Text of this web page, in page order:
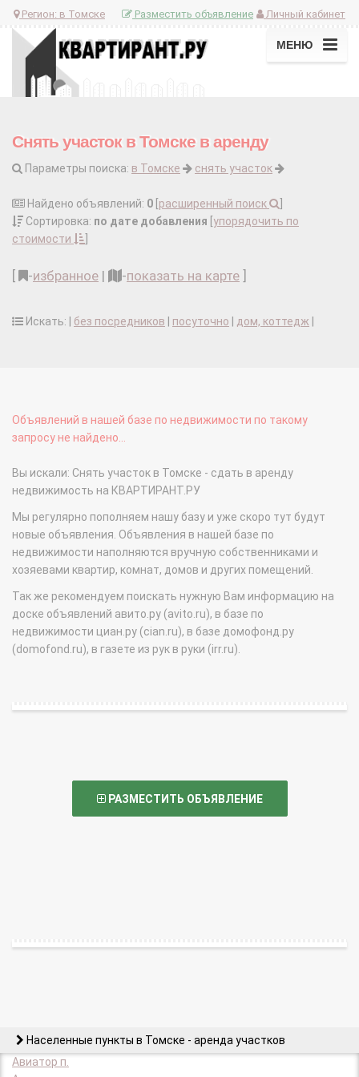
Регион: в Томске Личный кабинет
Разместить объявление
МЕНЮ
Снять участок в Томске в аренду
Параметры поиска: в Томске снять участок
Найдено объявлений: 0 расширенный поиск
Сортировка: по дате добавления упорядочить по
стоимости
-избранное | -показать на карте
Искать: | без посредников посуточно дом, коттедж
Объявлений в нашей базе по недвижимости по такому
запросу не найдено...
Вы искали: Снять участок в Томске - сдать в аренду
недвижимость на КВАРТИРАНТ.РУ
Мы регулярно пополняем нашу базу и уже скоро тут будут
новые объявления. Объявления в нашей базе по
недвижимости наполняются вручную собственниками и
хозяевами квартир, комнат, домов и других помещений.
Так же рекомендуем поискать нужную Вам информацию на
доске объявлений авито.ру (avito.ru), в базе по
недвижимости циан.ру (cian.ru), в базе домофонд.ру
(domofond.ru), в газете из рук в руки (irr.ru).
РАЗМЕСТИТЬ ОБЪЯВЛЕНИЕ
Населенные пункты в Томске - аренда участков
Авиатор п.